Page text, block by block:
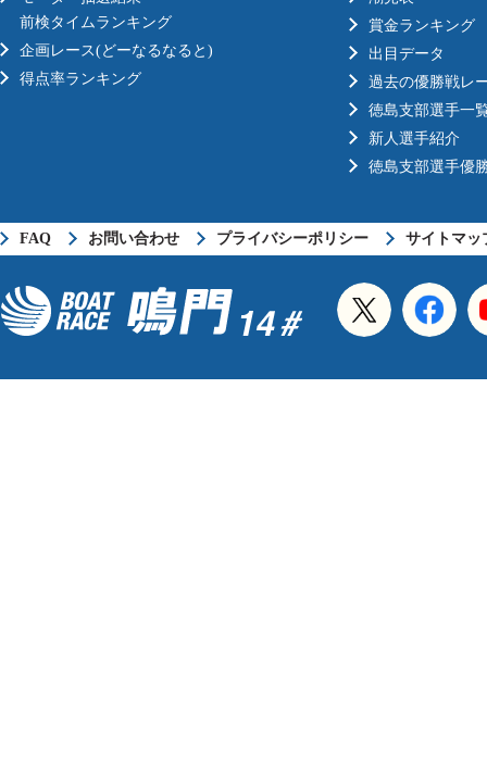
前検タイムランキング
企画レース(どーなるなると)
得点率ランキング
賞金ランキング
出目データ
過去の優勝戦レ
徳島支部選手一
新人選手紹介
徳島支部選手優
FAQ お問い合わせ プライバシーポリシー サイトマッ